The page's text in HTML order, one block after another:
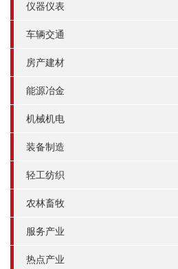
仪器仪表
车辆交通
房产建材
能源冶金
机械机电
装备制造
轻工纺织
农林畜牧
服务产业
热点产业